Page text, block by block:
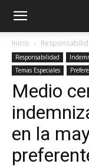
Inicio
Responsabilidad
Temas Especiales
Medio
en la